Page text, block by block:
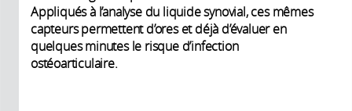
Appliqués à l’analyse du liquide synovial, ces mêmes
capteurs permettent d’ores et déjà d’évaluer en
quelques minutes le risque d’infection
ostéoarticulaire.